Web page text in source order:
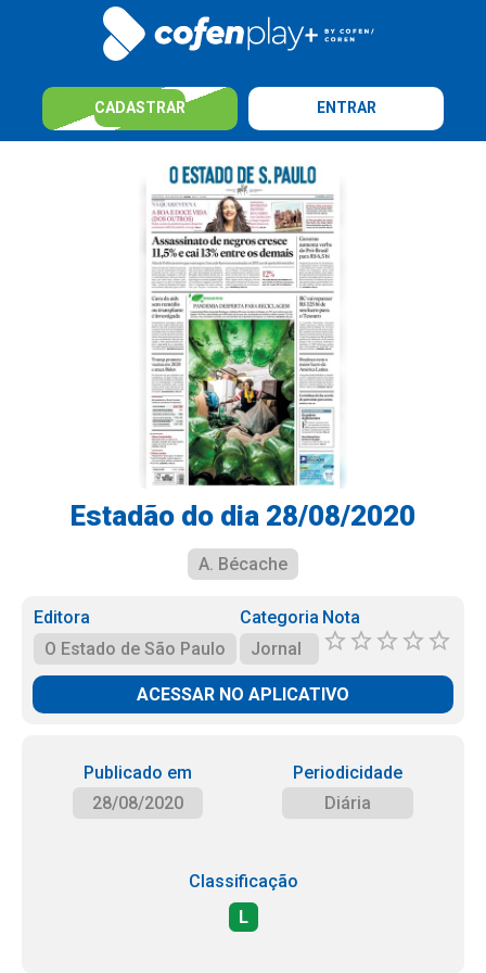
CADASTRAR ENTRAR
Estadão do dia 28/08/2020
A. Bécache
Editora
O Estado de São Paulo
Categoria
Jornal
Nota
ACESSAR NO APLICATIVO
Publicado em
28/08/2020
Periodicidade
Diária
Classificação
L